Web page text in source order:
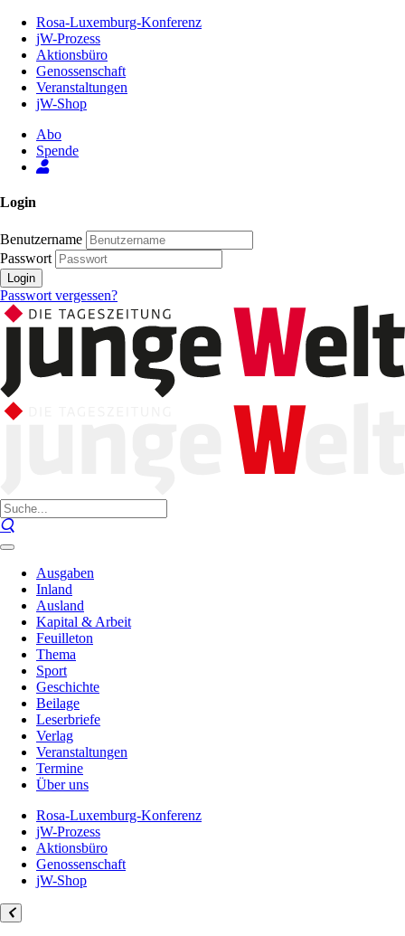
Inhalt
Seite
Rosa-Luxemburg-Konferenz
jW-Prozess
Aktionsbüro
Genossenschaft
Veranstaltungen
jW-Shop
Abo
Spende
Login
Benutzername
Passwort
Login
Passwort vergessen?
Ausgaben
Inland
Ausland
Kapital & Arbeit
Feuilleton
Thema
Sport
Geschichte
Beilage
Leserbriefe
Verlag
Veranstaltungen
Termine
Über uns
Rosa-Luxemburg-Konferenz
jW-Prozess
Aktionsbüro
Genossenschaft
jW-Shop